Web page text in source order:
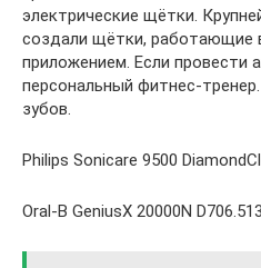
электрические щётки.
создали щётки, работающие
приложением. Если провести
персональный фитнес-
зубов.
Philips Sonicare 9500
Oral-B GeniusX 20000N